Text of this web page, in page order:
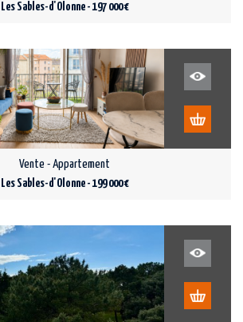
Les Sables-d'Olonne - 197 000 €
Vente - Appartement
Les Sables-d'Olonne - 199 000 €